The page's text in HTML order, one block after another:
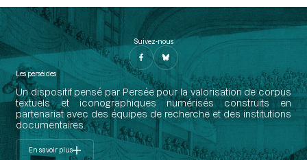
Suivez-nous
Les perséides
Un dispositif pensé par Persée pour la valorisation de corpus
textuels et iconographiques numérisés construits en
partenariat avec des équipes de recherche et des institutions
documentaires.
En savoir plus